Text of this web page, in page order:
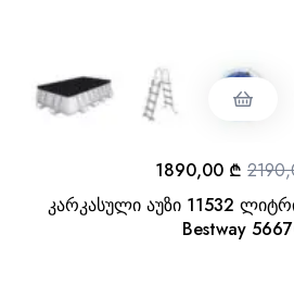
კარკასული აუზი 11532
Bestway
1890,00 ₾